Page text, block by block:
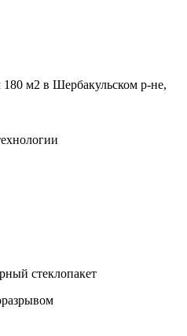
м2 в Шербакульском р-не,
стеклопакет